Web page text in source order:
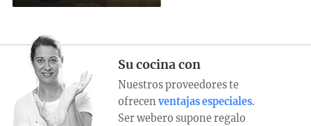
Su cocina con
Nuestros proveedores te
ofrecen ventajas especiales.
Ser webero supone regalo